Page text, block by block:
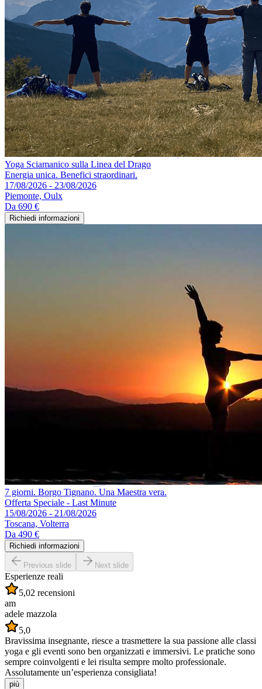
Yoga Sciamanico sulla Linea del Drago
Energia unica. Benefici straordinari.
17/08/2026 - 23/08/2026
Piemonte, Oulx
Da 690 €
Richiedi informazioni
7 giorni. Borgo Tignano. Una Maestra vera.
Offerta Speciale - Last Minute
15/08/2026 - 21/08/2026
Toscana, Volterra
Da 490 €
Richiedi informazioni
Previous slide Next slide
Esperienze reali
5,02 recensioni
am
adele mazzola
5,0
Bravissima insegnante, riesce a trasmettere la sua passione alle classi
yoga e gli eventi sono ben organizzati e immersivi. Le pratiche sono
sempre coinvolgenti e lei risulta sempre molto professionale.
Assolutamente un’esperienza consigliata!
più